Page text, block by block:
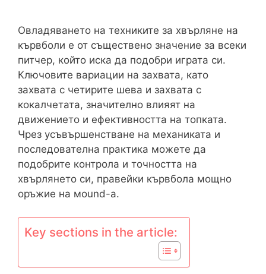
Овладяването на техниките за хвърляне на
кървболи е от съществено значение за всеки
питчер, който иска да подобри играта си.
Ключовите вариации на захвата, като
захвата с четирите шева и захвата с
кокалчетата, значително влияят на
движението и ефективността на топката.
Чрез усъвършенстване на механиката и
последователна практика можете да
подобрите контрола и точността на
хвърлянето си, правейки кървбола мощно
оръжие на мound-а.
Key sections in the article: